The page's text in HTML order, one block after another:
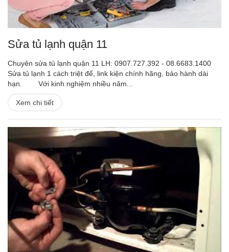
Sửa tủ lạnh quận 11
Chuyên sửa tủ lạnh quận 11 LH: 0907.727.392 - 08.6683.1400
Sửa tủ lạnh 1 cách triệt để, link kiện chính hãng, bảo hành dài
hạn. Với kinh nghiệm nhiều năm...
Xem chi tiết